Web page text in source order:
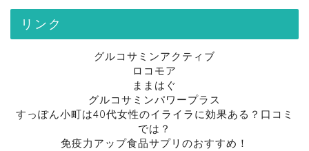
リンク
グルコサミンアクティブ
ロコモア
ままはぐ
グルコサミンパワープラス
すっぽん小町は40代女性のイライラに効果ある？口コミ
では？
免疫力アップ食品サプリのおすすめ！